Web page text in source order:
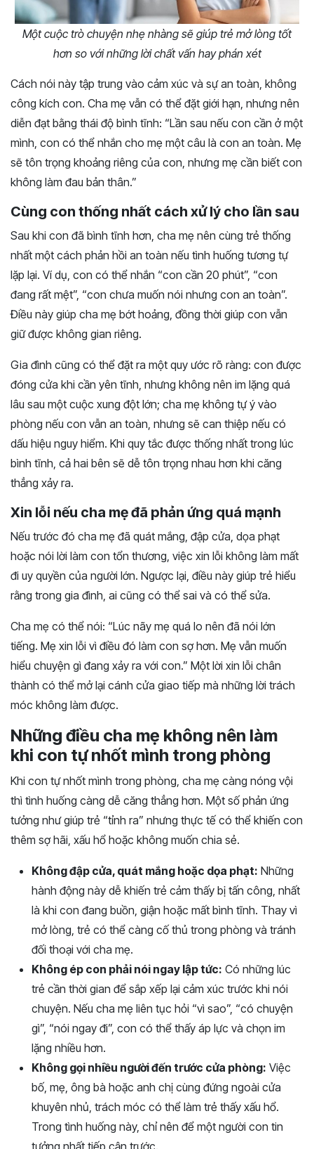
Một cuộc trò chuyện nhẹ nhàng sẽ giúp trẻ mở lòng tốt
hơn so với những lời chất vấn hay phán xét
Cách nói này tập trung vào cảm xúc và sự an toàn, không
công kích con. Cha mẹ vẫn có thể đặt giới hạn, nhưng nên
diễn đạt bằng thái độ bình tĩnh: “Lần sau nếu con cần ở một
mình, con có thể nhắn cho mẹ một câu là con an toàn. Mẹ
sẽ tôn trọng khoảng riêng của con, nhưng mẹ cần biết con
không làm đau bản thân.”
Cùng con thống nhất cách xử lý cho lần sau
Sau khi con đã bình tĩnh hơn, cha mẹ nên cùng trẻ thống
nhất một cách phản hồi an toàn nếu tình huống tương tự
lặp lại. Ví dụ, con có thể nhắn “con cần 20 phút”, “con
đang rất mệt”, “con chưa muốn nói nhưng con an toàn”.
Điều này giúp cha mẹ bớt hoảng, đồng thời giúp con vẫn
giữ được không gian riêng.
Gia đình cũng có thể đặt ra một quy ước rõ ràng: con được
đóng cửa khi cần yên tĩnh, nhưng không nên im lặng quá
lâu sau một cuộc xung đột lớn; cha mẹ không tự ý vào
phòng nếu con vẫn an toàn, nhưng sẽ can thiệp nếu có
dấu hiệu nguy hiểm. Khi quy tắc được thống nhất trong lúc
bình tĩnh, cả hai bên sẽ dễ tôn trọng nhau hơn khi căng
thẳng xảy ra.
Xin lỗi nếu cha mẹ đã phản ứng quá mạnh
Nếu trước đó cha mẹ đã quát mắng, đập cửa, dọa phạt
hoặc nói lời làm con tổn thương, việc xin lỗi không làm mất
đi uy quyền của người lớn. Ngược lại, điều này giúp trẻ hiểu
rằng trong gia đình, ai cũng có thể sai và có thể sửa.
Cha mẹ có thể nói: “Lúc nãy mẹ quá lo nên đã nói lớn
tiếng. Mẹ xin lỗi vì điều đó làm con sợ hơn. Mẹ vẫn muốn
hiểu chuyện gì đang xảy ra với con.” Một lời xin lỗi chân
thành có thể mở lại cánh cửa giao tiếp mà những lời trách
móc không làm được.
Những điều cha mẹ không nên làm
khi con tự nhốt mình trong phòng
Khi con tự nhốt mình trong phòng, cha mẹ càng nóng vội
thì tình huống càng dễ căng thẳng hơn. Một số phản ứng
tưởng như giúp trẻ “tỉnh ra” nhưng thực tế có thể khiến con
thêm sợ hãi, xấu hổ hoặc không muốn chia sẻ.
Không đập cửa, quát mắng hoặc dọa phạt: Những
hành động này dễ khiến trẻ cảm thấy bị tấn công, nhất
là khi con đang buồn, giận hoặc mất bình tĩnh. Thay vì
mở lòng, trẻ có thể càng cố thủ trong phòng và tránh
đối thoại với cha mẹ.
Không ép con phải nói ngay lập tức: Có những lúc
trẻ cần thời gian để sắp xếp lại cảm xúc trước khi nói
chuyện. Nếu cha mẹ liên tục hỏi “vì sao”, “có chuyện
gì”, “nói ngay đi”, con có thể thấy áp lực và chọn im
lặng nhiều hơn.
Không gọi nhiều người đến trước cửa phòng: Việc
bố, mẹ, ông bà hoặc anh chị cùng đứng ngoài cửa
khuyên nhủ, trách móc có thể làm trẻ thấy xấu hổ.
Trong tình huống này, chỉ nên để một người con tin
tưởng nhất tiếp cận trước.